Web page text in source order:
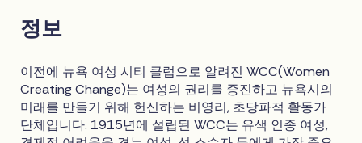
정보
이전에 뉴욕 여성 시티 클럽으로 알려진 WCC(Women
Creating Change)는 여성의 권리를 증진하고 뉴욕시의
미래를 만들기 위해 헌신하는 비영리, 초당파적 활동가
단체입니다. 1915년에 설립된 WCC는 유색 인종 여성,